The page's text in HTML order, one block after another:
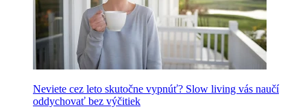
Neviete cez leto skutočne vypnúť? Slow living vás naučí
oddychovať bez výčitiek